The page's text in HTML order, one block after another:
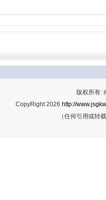
版权所有:
CopyRight 2026 http://
（任何引用或转